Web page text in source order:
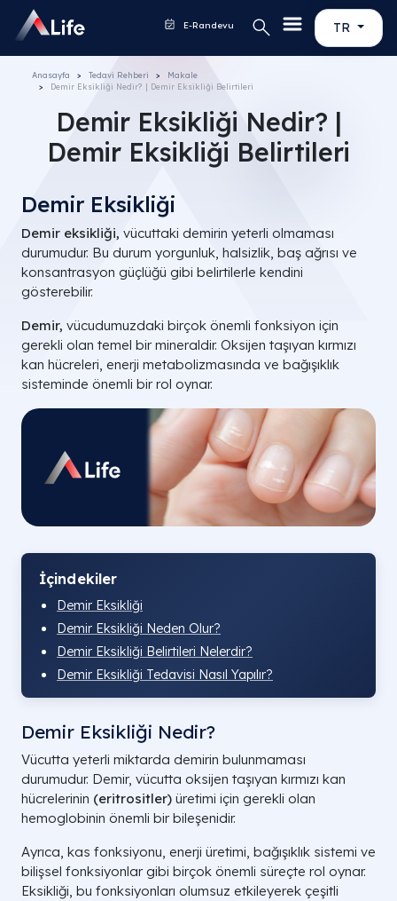
TR
E-Randevu
Anasayfa Tedavi Rehberi
Makale
Demir Eksikliği Nedir? | Demir Eksikliği Belirtileri
Demir Eksikliği Nedir? |
Demir Eksikliği Belirtileri
Demir Eksikliği
Demir eksikliği, vücuttaki demirin yeterli olmaması
durumudur. Bu durum yorgunluk, halsizlik, baş ağrısı ve
konsantrasyon güçlüğü gibi belirtilerle kendini
gösterebilir.
Demir, vücudumuzdaki birçok önemli fonksiyon için
gerekli olan temel bir mineraldir. Oksijen taşıyan kırmızı
kan hücreleri, enerji metabolizmasında ve bağışıklık
sisteminde önemli bir rol oynar.
İçindekiler
Demir Eksikliği
Demir Eksikliği Neden Olur?
Demir Eksikliği Belirtileri Nelerdir?
Demir Eksikliği Tedavisi Nasıl Yapılır?
Demir Eksikliği Nedir?
Vücutta yeterli miktarda demirin bulunmaması
durumudur. Demir, vücutta oksijen taşıyan kırmızı kan
hücrelerinin (eritrositler) üretimi için gerekli olan
hemoglobinin önemli bir bileşenidir.
Ayrıca, kas fonksiyonu, enerji üretimi, bağışıklık sistemi ve
bilişsel fonksiyonlar gibi birçok önemli süreçte rol oynar.
Eksikliği, bu fonksiyonları olumsuz etkileyerek çeşitli